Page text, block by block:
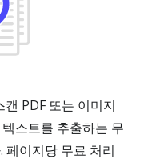
PDF 또는 이미지
스트를 추출하는 무
페이지당 무료 처리